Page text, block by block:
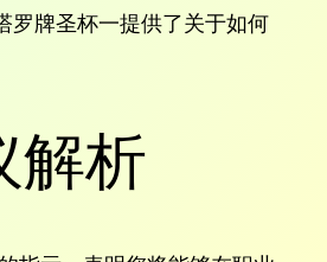
罗牌圣杯一提供了关于如何
解析